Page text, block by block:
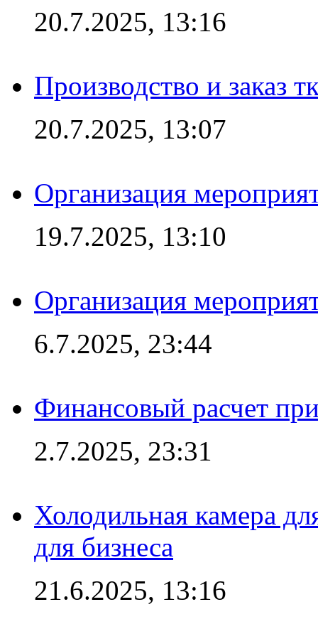
20.7.2025, 13:16
Производство и заказ
20.7.2025, 13:07
Организация
19.7.2025, 13:10
Организация
6.7.2025, 23:44
Финансовый расчет
2.7.2025, 23:31
Холодильная камера
для бизнеса
21.6.2025, 13:16